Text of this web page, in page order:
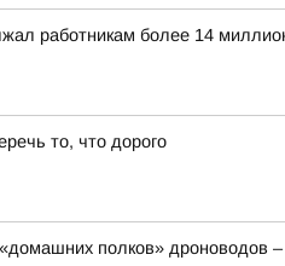
работникам более 14
то, что дорого
полков» дроноводов